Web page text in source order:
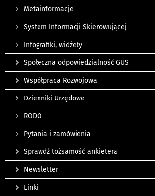
Metainformacje
System Informacji Skierowującej
Infografiki, widżety
Społeczna odpowiedzialność GUS
Współpraca Rozwojowa
Dzienniki Urzędowe
RODO
Pytania i zamówienia
Sprawdź tożsamość ankietera
Newsletter
Linki